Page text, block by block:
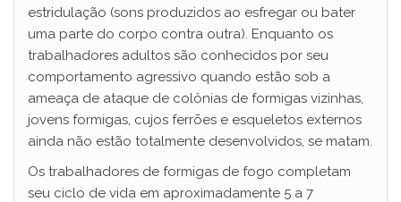
estridulação (sons produzidos ao esfregar ou bater
uma parte do corpo contra outra). Enquanto os
trabalhadores adultos são conhecidos por seu
comportamento agressivo quando estão sob a
ameaça de ataque de colônias de formigas vizinhas,
jovens formigas, cujos ferrões e esqueletos externos
ainda não estão totalmente desenvolvidos, se matam.
Os trabalhadores de formigas de fogo completam
seu ciclo de vida em aproximadamente 5 a 7